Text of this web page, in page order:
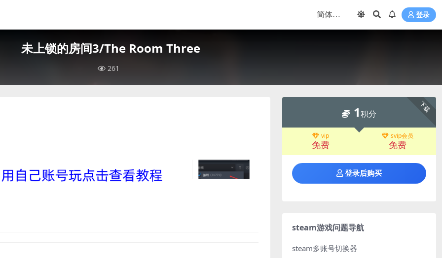
登录
未上锁的房间3/The Room Three
261
下载
1积分
vip
免费
svip会员
免费
登录后购买
steam游戏问题导航
steam多账号切换器